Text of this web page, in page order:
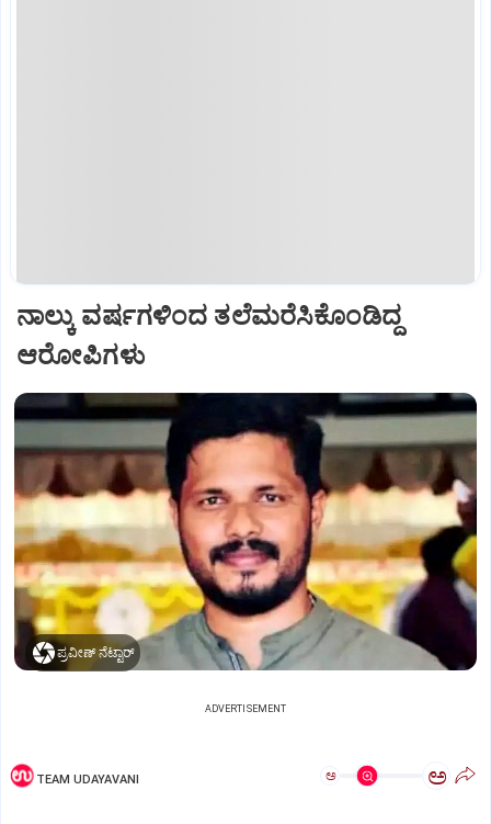
ನಾಲ್ಕು ವರ್ಷಗಳಿಂದ ತಲೆಮರೆಸಿಕೊಂಡಿದ್ದ
ಆರೋಪಿಗಳು
ಪ್ರವೀಣ್‌ ನೆಟ್ಟಾರ್‌
ADVERTISEMENT
TEAM UDAYAVANI ಅ ಅ